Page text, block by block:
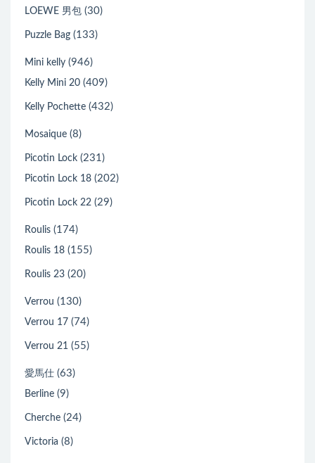
LOEWE 男包 (30)
Puzzle Bag (133)
Mini kelly (946)
Kelly Mini 20 (409)
Kelly Pochette (432)
Mosaique (8)
Picotin Lock (231)
Picotin Lock 18 (202)
Picotin Lock 22 (29)
Roulis (174)
Roulis 18 (155)
Roulis 23 (20)
Verrou (130)
Verrou 17 (74)
Verrou 21 (55)
愛馬仕 (63)
Berline (9)
Cherche (24)
Victoria (8)